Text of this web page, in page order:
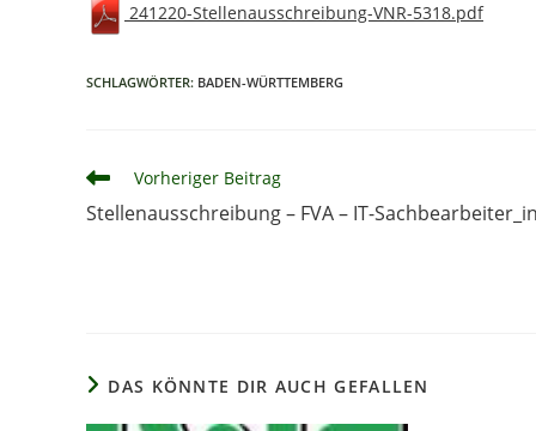
241220-Stellenausschreibung-VNR-5318.pdf
SCHLAGWÖRTER: BADEN-WÜRTTEMBERG
Weitere
ansehen
Vorheriger Beitrag
Stellenausschreibung – FVA – IT-Sachbearbeiter_in
DAS KÖNNTE DIR AUCH GEFALLEN